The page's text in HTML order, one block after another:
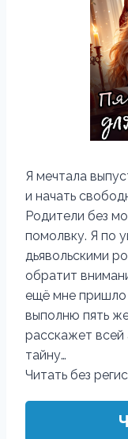
Я мечтала
и начать
Родители без
помолвку. Я по
дьявольскими
обратит
ещё мне пришло
выполню пять
расскажет
тайну…
Читать без